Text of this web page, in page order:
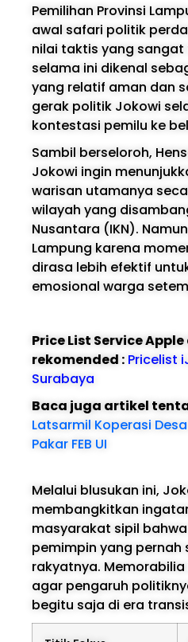
Pemilihan Provinsi
awal safari politik
nilai taktis yang sangat
selama ini dikenal
yang relatif aman dan
gerak politik Jokowi
kontestasi pemilu ke
Sambil berseloroh,
Jokowi ingin
warisan utamanya
wilayah yang
Nusantara (IKN).
Lampung karena
dirasa lebih efektif
emosional warga
Price List Service
rekomended : Pricelist
Surabaya
Baca juga artikel
Latsarmil Koperasi
Pakar FEB UI
Melalui blusukan ini,
membangkitkan
masyarakat sipil
pemimpin yang
rakyatnya.
agar pengaruh
begitu saja di era